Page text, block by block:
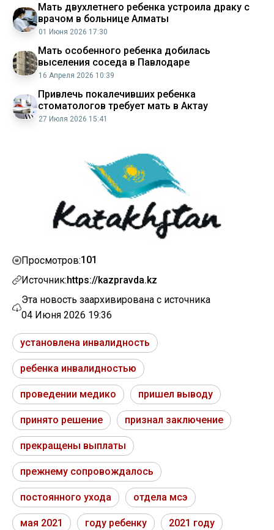
Мать двухлетнего ребенка устроила драку с
врачом в больнице Алматы
01 Июня 2026 17:30
Мать особенного ребенка добилась
выселения соседа в Павлодаре
16 Апреля 2026 10:39
Привлечь покалечивших ребенка
стоматологов требует мать в Актау
27 Июля 2026 15:41
Просмотров:101
Источник:https://kazpravda.kz
Эта новость заархивирована с источника
04 Июня 2026 19:36
установлена инвалидность
ребенка инвалидностью
проведении медико пришел выводу
принято решение признал заключение
прекращены выплаты
прежнему сопровождалось
постоянного ухода отдела мсэ
мая 2021 году ребенку 2021 году